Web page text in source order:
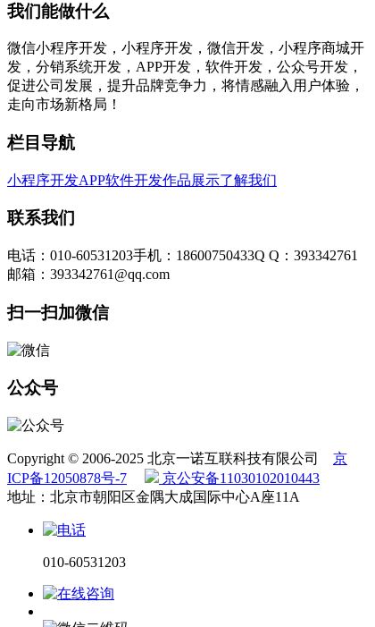
我们能做什么
微信小程序开发，小程序开发，微信开发，小程序商城开
发，分销系统开发，APP开发，软件开发，公众号开发，
促进公司发展，提升品牌竞争力，将情感融入用户体验，
走向市场新格局！
栏目导航
小程序开发APP软件开发作品展示了解我们
联系我们
电话：010-60531203手机：18600750433Q Q：393342761
邮箱：393342761@qq.com
扫一扫加微信
公众号
Copyright © 2006-2025 北京一诺互联科技有限公司 京
ICP备12050878号-7
京公安备11030102010443
地址：北京市朝阳区金隅大成国际中心A座11A
010-60531203